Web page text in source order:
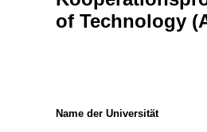
of Technology
Name der Universität